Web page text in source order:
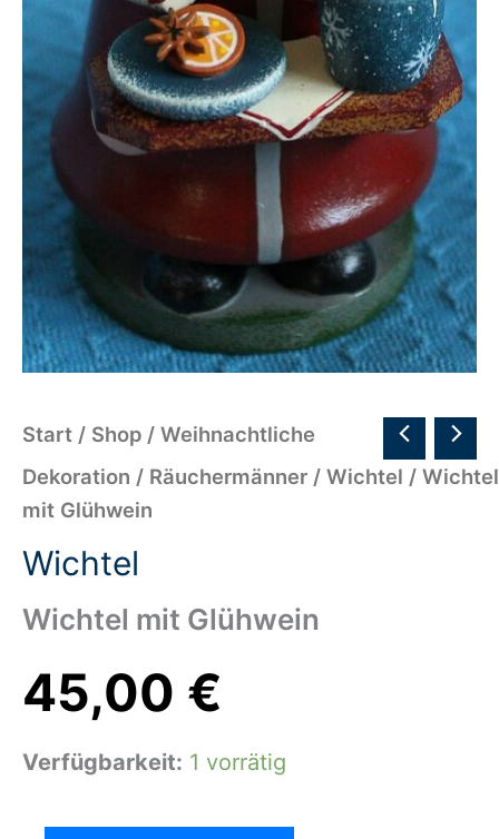
Start / Shop / Weihnachtliche
Dekoration / Räuchermänner / Wichtel / Wichtel
mit Glühwein
Wichtel
Wichtel mit Glühwein
45,00 €
Verfügbarkeit: 1 vorrätig